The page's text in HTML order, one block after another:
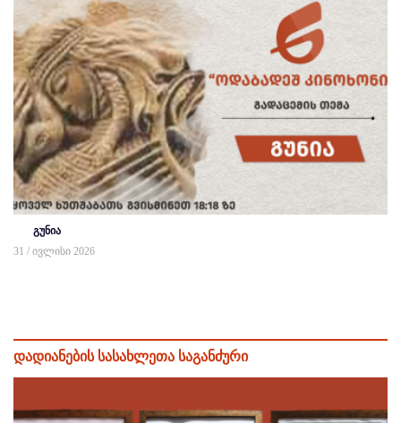
გუნია
31 / ივლისი 2026
დადიანების სასახლეთა საგანძური